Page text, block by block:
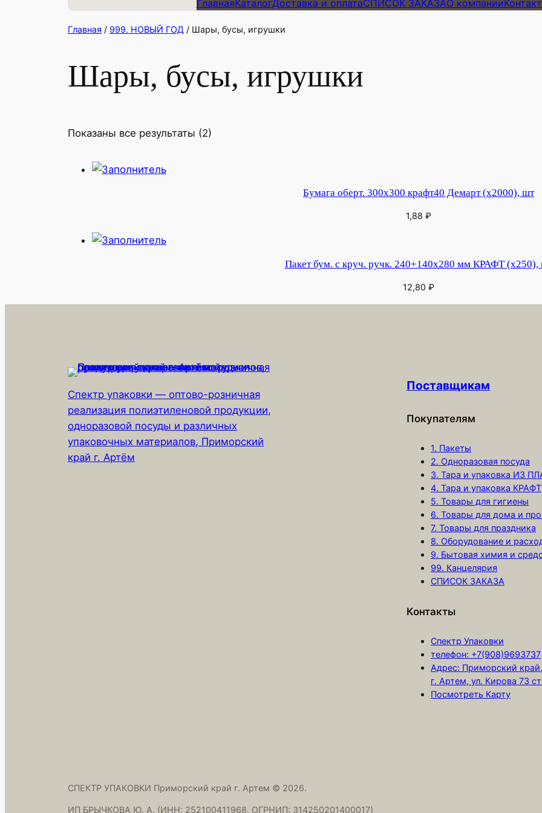
ГлавнаяКаталогДоставка и оплатаСПИСОК ЗАКАЗАО компании
Главная / 999. НОВЫЙ ГОД / Шары, бусы, игрушки
Шары, бусы, игрушки
Показаны все результаты (2)
Бумага оберт. 300х300 крафт40 Демарт (х2000), шт
1,88 ₽
Пакет бум. с круч. ручк. 240+140х280 мм КРАФТ (х250),
12,80 ₽
Спектр упаковки — оптово-розничная
реализация полиэтиленовой продукции,
одноразовой посуды и различных
упаковочных материалов, Приморский
край г. Артём
Поставщикам
Покупателям
1. Пакеты
2. Одноразовая посуда
3. Тара и упаковка ИЗ
4. Тара и упаковка КРАФТ
5. Товары для гигиены
6. Товары для дома и
7. Товары для праздника
8. Оборудование и
9. Бытовая химия и
99. Канцелярия
СПИСОК ЗАКАЗА
Контакты
Спектр Упаковки
телефон: +7(908)9693737
Адрес: Приморский край,
г. Артем, ул. Кирова 73
Посмотреть Карту
СПЕКТР УПАКОВКИ Приморский край г. Артем © 2026.
ИП БРЫЧКОВА Ю. А. (ИНН: 252100411968, ОГРНИП: 314250201400017)